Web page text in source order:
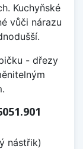
Kuchyňské
vůči nárazu
- dřezy
nástřik)